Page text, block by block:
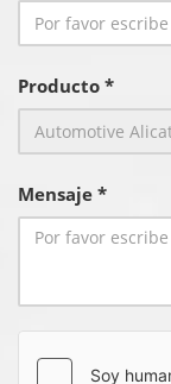
Producto *
Mensaje *